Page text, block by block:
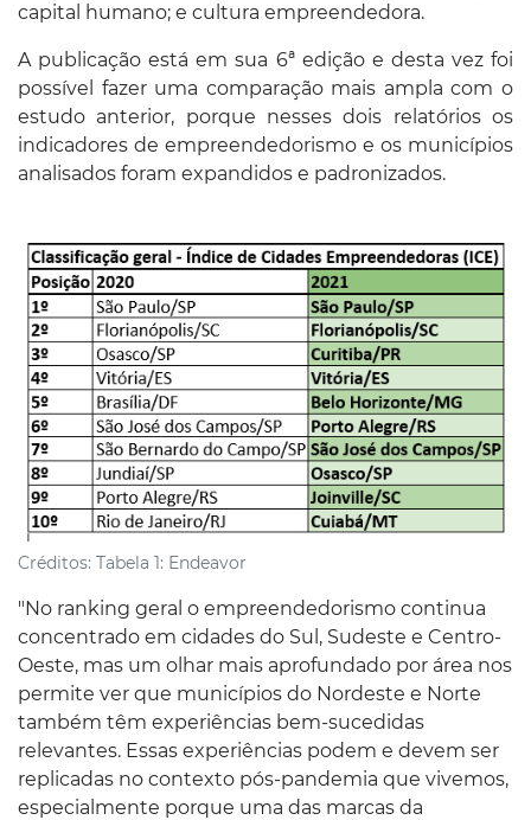
capital humano; e cultura empreendedora.
A publicação está em sua 6ª edição e desta vez foi
possível fazer uma comparação mais ampla com o
estudo anterior, porque nesses dois relatórios os
indicadores de empreendedorismo e os municípios
analisados foram expandidos e padronizados.
Créditos: Tabela 1: Endeavor
"No ranking geral o empreendedorismo continua
concentrado em cidades do Sul, Sudeste e Centro-
Oeste, mas um olhar mais aprofundado por área nos
permite ver que municípios do Nordeste e Norte
também têm experiências bem-sucedidas
relevantes. Essas experiências podem e devem ser
replicadas no contexto pós-pandemia que vivemos,
especialmente porque uma das marcas da